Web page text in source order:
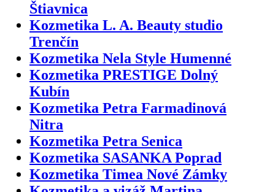
Štiavnica
Kozmetika L. A. Beauty studio
Trenčín
Kozmetika Nela Style Humenné
Kozmetika PRESTIGE Dolný
Kubín
Kozmetika Petra Farmadinová
Nitra
Kozmetika Petra Senica
Kozmetika SASANKA Poprad
Kozmetika Timea Nové Zámky